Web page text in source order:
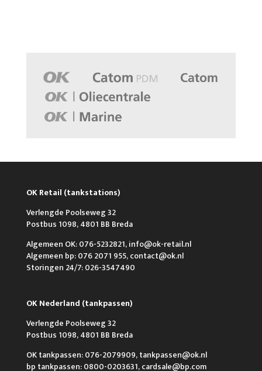
OK Retail (tankstations)
Verlengde Poolseweg 32
Postbus 1098, 4801 BB Breda
Algemeen OK: 076-5232821, info@ok-retail.nl
Algemeen bp: 076 2071 955, contact@ok.nl
Storingen 24/7: 026-3547490
OK Nederland (tankpassen)
Verlengde Poolseweg 32
Postbus 1098, 4801 BB Breda
OK tankpassen: 076-2079909, tankpassen@ok.nl
bp tankpassen: 0800-0203631, cardsale@bp.com